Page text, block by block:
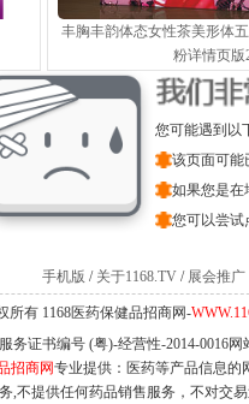
丰胸丰韵体态女性茶美形体
粉详情页版
您可能遇到以
该页面可能
如果您是在
您可以尝试
手机版 / 关于1168.TV / 展会推广
所有 1168医药保健品招商网-
务证书编号 (粤)-经营性-2014-0016
招商网专业提供：医药等产品信息的
,不提供任何药品销售服务，不对交